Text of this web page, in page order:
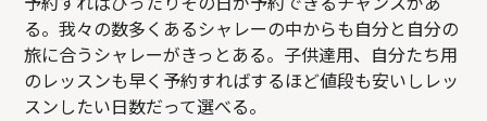
る。我々の数多くあるシャレーの中からも自分と自分の
旅に合うシャレーがきっとある。子供達用、自分たち用
のレッスンも早く予約すればするほど値段も安いしレッ
スンしたい日数だって選べる。